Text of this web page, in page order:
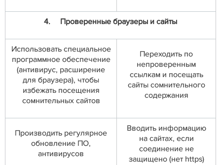
4. Проверенные браузеры и сайты
Использовать специальное
программное обеспечение
(антивирус, расширение
для браузера), чтобы
избежать посещения
сомнительных сайтов
Переходить по
непроверенным
ссылкам и посещать
сайты сомнительного
содержания
Производить регулярное
обновление ПО,
антивирусов
Вводить информацию
на сайтах, если
соединение не
защищено (нет https)